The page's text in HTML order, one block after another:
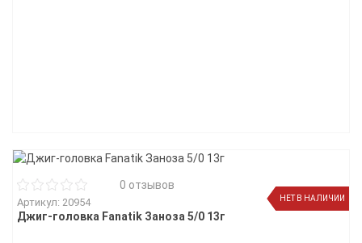
НЕТ В НАЛИЧИИ
0 отзывов
Артикул: 20954
Джиг-головка Fanatik Заноза 5/0 13г